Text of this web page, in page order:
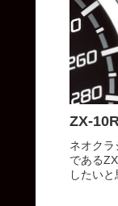
ZX-
ネオクラ
である
したい